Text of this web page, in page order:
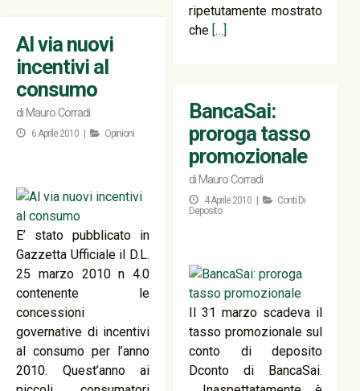
ripetutamente mostrato
che […]
Al via nuovi
incentivi al
consumo
di Mauro Corradi
6 Aprile 2010 | Opinioni
E’ stato pubblicato in
Gazzetta Ufficiale il D.L.
25 marzo 2010 n 4.0
contenente le
concessioni
governative di incentivi
al consumo per l’anno
2010. Quest’anno ai
BancaSai:
proroga tasso
promozionale
di Mauro Corradi
4 Aprile 2010 |
Conti Di
Deposito
Il 31 marzo scadeva il
tasso promozionale sul
conto di deposito
Dconto di BancaSai.